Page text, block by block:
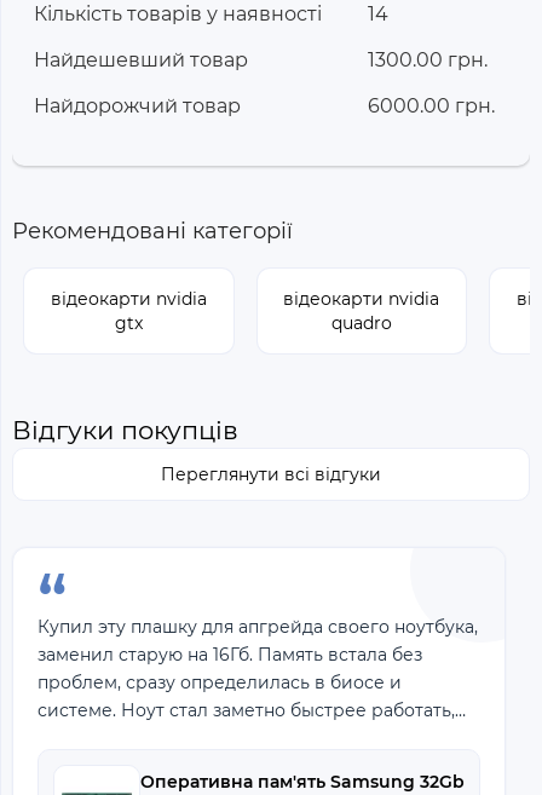
Кількість товарів у наявності
14
Найдешевший товар
1300.00 грн.
Найдорожчий товар
6000.00 грн.
Рекомендовані категорії
відеокарти nvidia
gtx
відеокарти nvidia
quadro
Відгуки покупців
Переглянути всі відгуки
“
Купил эту плашку для апгрейда своего ноутбука,
заменил старую на 16Гб. Память встала без
проблем, сразу определилась в биосе и
системе. Ноут стал заметно быстрее работать,
Оперативна пам'ять Samsung 32Gb